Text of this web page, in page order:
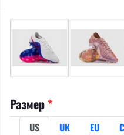
Размер *
US UK EU